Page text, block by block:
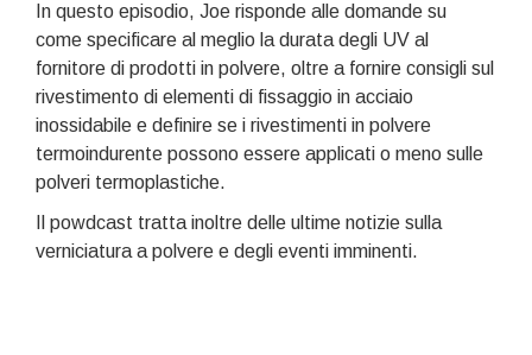
In questo episodio, Joe risponde alle domande su
come specificare al meglio la durata degli UV al
fornitore di prodotti in polvere, oltre a fornire consigli sul
rivestimento di elementi di fissaggio in acciaio
inossidabile e definire se i rivestimenti in polvere
termoindurente possono essere applicati o meno sulle
polveri termoplastiche.
Il powdcast tratta inoltre delle ultime notizie sulla
verniciatura a polvere e degli eventi imminenti.